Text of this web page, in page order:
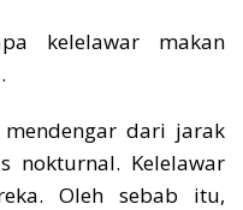
kelelawar makan
dari jarak
nokturnal. Kelelawar
Oleh sebab itu,